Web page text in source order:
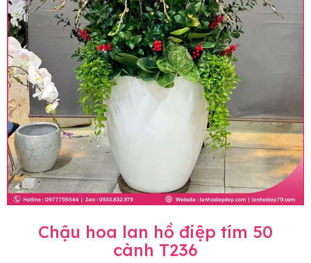
Chậu hoa lan hồ điệp tím 50
cành T236